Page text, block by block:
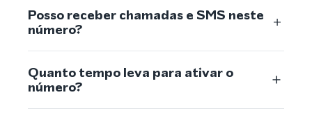
Posso receber chamadas e SMS neste
número?
Quanto tempo leva para ativar o
número?